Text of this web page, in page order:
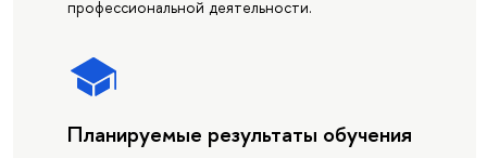
профессиональной деятельности.
Планируемые результаты обучения